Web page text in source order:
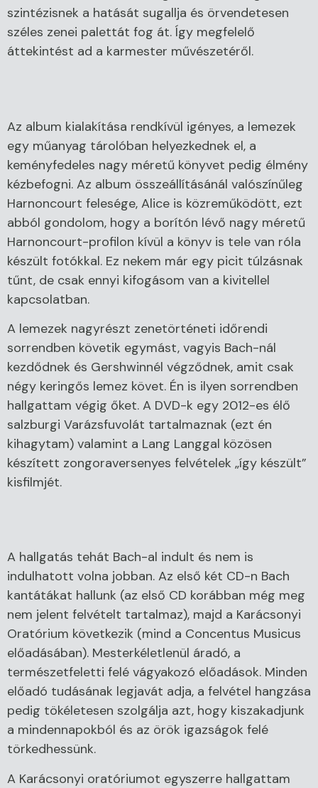
szintézisnek a hatását sugallja és örvendetesen
széles zenei palettát fog át. Így megfelelő
áttekintést ad a karmester művészetéről.
Az album kialakítása rendkívül igényes, a lemezek
egy műanyag tárolóban helyezkednek el, a
keményfedeles nagy méretű könyvet pedig élmény
kézbefogni. Az album összeállításánál valószínűleg
Harnoncourt felesége, Alice is közreműködött, ezt
abból gondolom, hogy a borítón lévő nagy méretű
Harnoncourt-profilon kívül a könyv is tele van róla
készült fotókkal. Ez nekem már egy picit túlzásnak
tűnt, de csak ennyi kifogásom van a kivitellel
kapcsolatban.
A lemezek nagyrészt zenetörténeti időrendi
sorrendben követik egymást, vagyis Bach-nál
kezdődnek és Gershwinnél végződnek, amit csak
négy keringős lemez követ. Én is ilyen sorrendben
hallgattam végig őket. A DVD-k egy 2012-es élő
salzburgi Varázsfuvolát tartalmaznak (ezt én
kihagytam) valamint a Lang Langgal közösen
készített zongoraversenyes felvételek „így készült”
kisfilmjét.
A hallgatás tehát Bach-al indult és nem is
indulhatott volna jobban. Az első két CD-n Bach
kantátákat hallunk (az első CD korábban még meg
nem jelent felvételt tartalmaz), majd a Karácsonyi
Oratórium következik (mind a Concentus Musicus
előadásában). Mesterkéletlenül áradó, a
természetfeletti felé vágyakozó előadások. Minden
előadó tudásának legjavát adja, a felvétel hangzása
pedig tökéletesen szolgálja azt, hogy kiszakadjunk
a mindennapokból és az örök igazságok felé
törkedhessünk.
A Karácsonyi oratóriumot egyszerre hallgattam